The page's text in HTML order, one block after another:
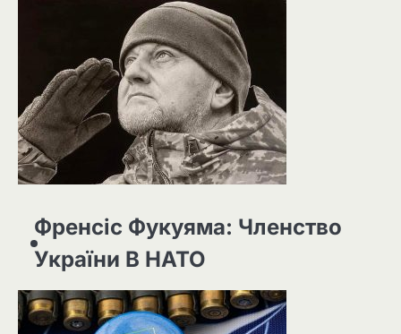
Френсіс Фукуяма: Членство
України В НАТО